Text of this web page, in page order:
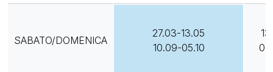
SABATO/DOMENICA
27.03-13.05
10.09-05.10